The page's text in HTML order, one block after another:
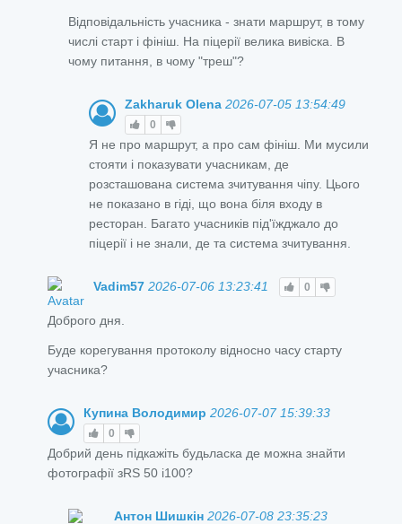
Відповідальність учасника - знати маршрут, в тому
числі старт і фініш. На піцерії велика вивіска. В
чому питання, в чому "треш"?
Zakharuk Olena 2026-07-05 13:54:49
0
Я не про маршрут, а про сам фініш. Ми мусили
стояти і показувати учасникам, де
розсташована система зчитування чіпу. Цього
не показано в гіді, що вона біля входу в
ресторан. Багато учасників під'їжджало до
піцерії і не знали, де та система зчитування.
Vadim57 2026-07-06 13:23:41 0
Доброго дня.
Буде корегування протоколу відносно часу старту
учасника?
Купина Володимир 2026-07-07 15:39:33
0
Добрий день підкажіть будьласка де можна знайти
фотографії зRS 50 i100?
Антон Шишкін 2026-07-08 23:35:23